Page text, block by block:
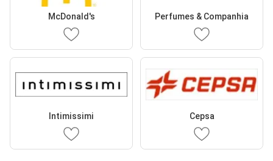
McDonald's Perfumes & Companhia
Intimissimi Cepsa